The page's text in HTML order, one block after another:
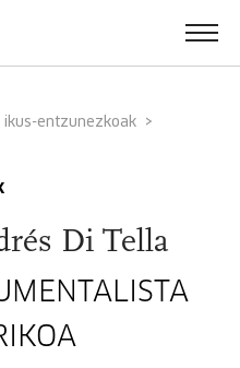
ikus-entzunezkoak
Di Tella